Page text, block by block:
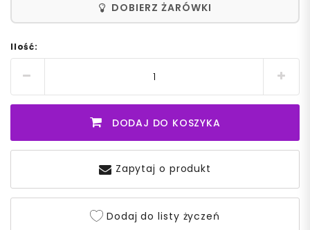
DOBIERZ ŻARÓWKI
Ilość:
DODAJ DO KOSZYKA
Zapytaj o produkt
Dodaj do listy życzeń